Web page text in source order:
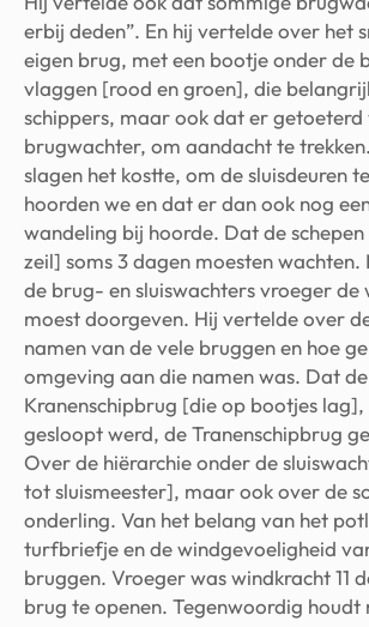
erbij deden”. En hij vertelde over het
eigen brug, met een bootje onder de
vlaggen [rood en groen], die
schippers, maar ook dat er
brugwachter, om aandacht te
slagen het kostte, om de sluisdeuren
hoorden we en dat er dan ook nog
wandeling bij hoorde. Dat de
zeil] soms 3 dagen moesten
de brug- en sluiswachters vroeger de
moest doorgeven. Hij vertelde over
namen van de vele bruggen en hoe
omgeving aan die namen was. Dat de
Kranenschipbrug [die op bootjes lag],
gesloopt werd, de Tranenschipbrug
Over de hiërarchie onder de
tot sluismeester], maar ook over de
onderling. Van het belang van het
turfbriefje en de windgevoeligheid
bruggen. Vroeger was windkracht 11
brug te openen. Tegenwoordig houdt